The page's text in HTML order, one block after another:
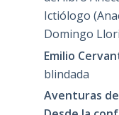
Ictiólogo
Domingo
Emilio
blindada
Aventuras